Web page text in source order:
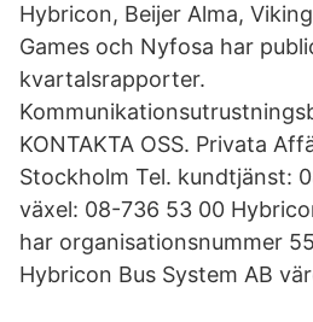
Hybricon, Beijer Alma,
Games och Nyfosa har
kvartalsrapporter.
KONTAKTA OSS. Privata
Stockholm Tel. kundtjänst:
växel: 08-736 53 00
har organisationsnummer
Hybricon Bus System AB